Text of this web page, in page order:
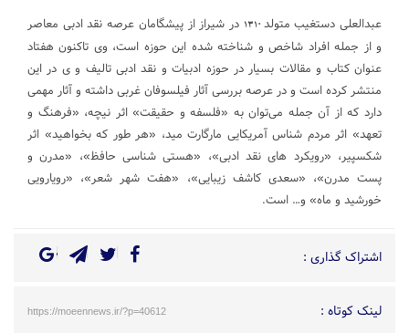
عبدالعلی دستغیب متولد
در شیراز از پیشگامان عرصه نقد ادبی معاصر
و از جمله افراد شاخص و شناخته شده این حوزه است، وی تاکنون هفتاد
عنوان کتاب و مقالات بسیار در حوزه ادبیات و نقد ادبی تالیف و ی در این
منتشر کرده است و در عرصه بررسی آثار فیلسوفان غربی داشته و آثار مهمی
دارد که از آن جمله می‌توان به «فلسفه و حقیقت» اثر نیچه، «فرهنگ و
تعهد» اثر مردم شناس آمریکایی مارگارت مید، «هر طور که بخواهید» اثر
شکسپیر، «رویکرد های نقد ادبی»، «هستی شناسی حافظ»، «مدرن و
پست مدرن»، «سعدی کاشف زیبایی»، «هفت شهر شعر»، «رویارویی
خورشید و ماه» و… است.
اشتراک گذاری :
لینک کوتاه : https://moeennews.ir/?p=40612